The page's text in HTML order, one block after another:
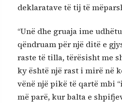
deklaratave të tij të
“Unë dhe gruaja ime
qëndruam për një ditë e
raste të tilla, tërësisht me
ky është një rast i mirë në
vënë një pikë të qartë mbi
më parë, kur balta e